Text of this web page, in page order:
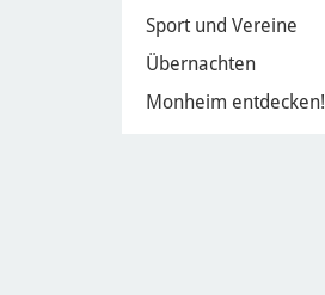
Sport und Vereine
Übernachten
Monheim entdecken!